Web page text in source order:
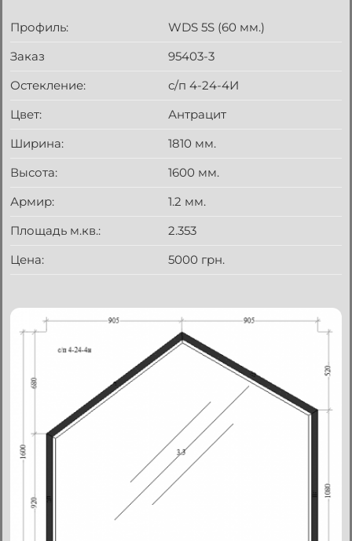
Профиль:
WDS 5S (60 мм.)
Заказ
95403-3
Остекление:
с/п 4-24-4И
Цвет:
Антрацит
Ширина:
1810 мм.
Высота:
1600 мм.
Армир:
1.2 мм.
Площадь м.кв.:
2.353
Цена:
5000 грн.